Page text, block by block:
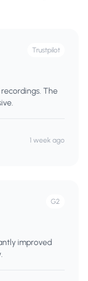
Trustpilot
The
1 week ago
G2
improved